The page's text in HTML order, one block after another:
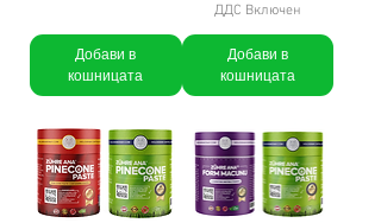
Добави в
кошницата
ДДС Включен
Добави в
кошницата